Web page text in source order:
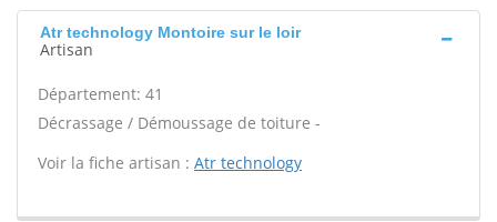
Atr technology Montoire sur le loir
Artisan
Département: 41
Décrassage / Démoussage de toiture -
Voir la fiche artisan : Atr technology